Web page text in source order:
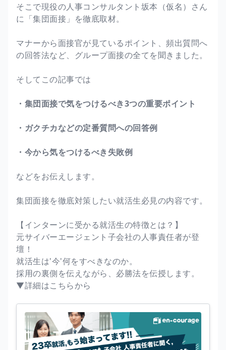
そこで現役の人事コンサルタント坂本（仮名）さん
に「集団面接」を徹底取材。
マナーから面接官が見ているポイント、頻出質問へ
の回答法など、グループ面接の全てを聞きました。
そしてこの記事では
・集団面接で気をつけるべき3つの重要ポイント
・ガクチカなどの定番質問への回答例
・今から気をつけるべき失敗例
などをお伝えします。
集団面接を徹底対策したい就活生必見の内容です。
【インターンに受かる就活生の特徴とは？】
元サイバーエージェント子会社の人事責任者が登
壇！
就活生は'今'何をすべきなのか。
採用の裏側を伝えながら、必勝法を伝授します。
▼詳細はこちらから